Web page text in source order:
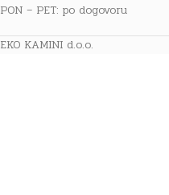
PON – PET: po dogovoru
EKO KAMINI d.o.o.